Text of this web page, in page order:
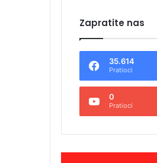
Zapratite nas
35.614
Pratioci
0
Pratioci